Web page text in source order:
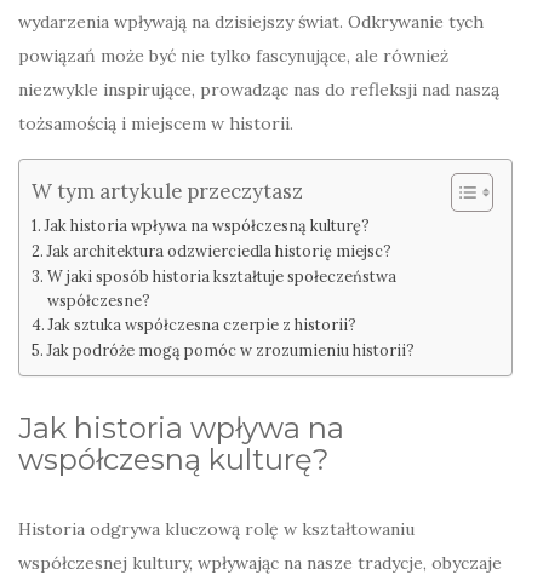
wydarzenia wpływają na dzisiejszy świat. Odkrywanie tych
powiązań może być nie tylko fascynujące, ale również
niezwykle inspirujące, prowadząc nas do refleksji nad naszą
tożsamością i miejscem w historii.
W tym artykule przeczytasz
Jak historia wpływa na współczesną kulturę?
Jak architektura odzwierciedla historię miejsc?
W jaki sposób historia kształtuje społeczeństwa
współczesne?
Jak sztuka współczesna czerpie z historii?
Jak podróże mogą pomóc w zrozumieniu historii?
Jak historia wpływa na
współczesną kulturę?
Historia odgrywa kluczową rolę w kształtowaniu
współczesnej kultury, wpływając na nasze tradycje, obyczaje